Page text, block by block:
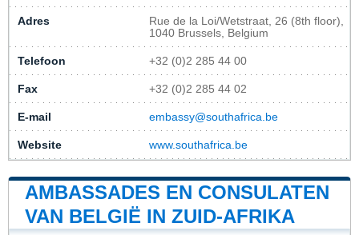
Adres
Rue de la Loi/Wetstraat, 26 (8th floor),
1040 Brussels, Belgium
Telefoon +32 (0)2 285 44 00
Fax +32 (0)2 285 44 02
E-mail embassy@southafrica.be
Website www.southafrica.be
AMBASSADES EN CONSULATEN
VAN BELGIË IN ZUID-AFRIKA